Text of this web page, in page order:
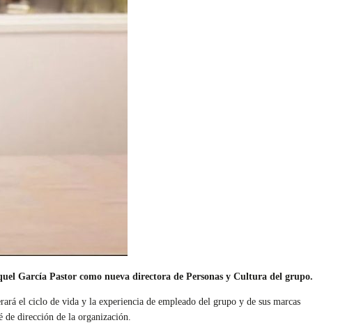
García Pastor como nueva directora de Personas y Cultura del grupo.
el ciclo de vida y la experiencia de empleado del grupo y de sus marcas
dirección de la organización.